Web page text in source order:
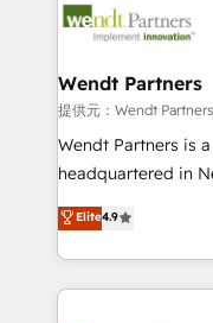
technology and
strive for optimal
migrations, custom
Salesforce,
migrations; custom
including
NetSuite,
a Ticketmaster
sports and events
Wendt Partners
提供元：Wendt Partners
Wendt Partners is
headquartered in
Toronto, London and
HubSpot partner,
sophisticated B2B
HubSpot CRM
Elite4.9